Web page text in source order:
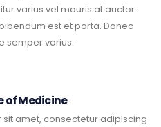
varius vel mauris at auctor.
est et porta. Donec
semper varius.
of Medicine
sit amet, consectetur adipiscing